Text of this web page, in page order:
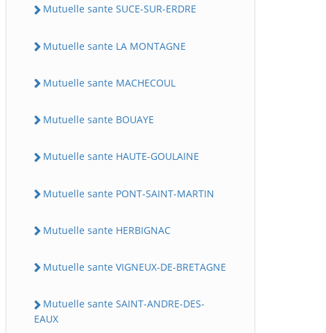
Mutuelle sante SUCE-SUR-ERDRE
Mutuelle sante LA MONTAGNE
Mutuelle sante MACHECOUL
Mutuelle sante BOUAYE
Mutuelle sante HAUTE-GOULAINE
Mutuelle sante PONT-SAINT-MARTIN
Mutuelle sante HERBIGNAC
Mutuelle sante VIGNEUX-DE-BRETAGNE
Mutuelle sante SAINT-ANDRE-DES-
EAUX